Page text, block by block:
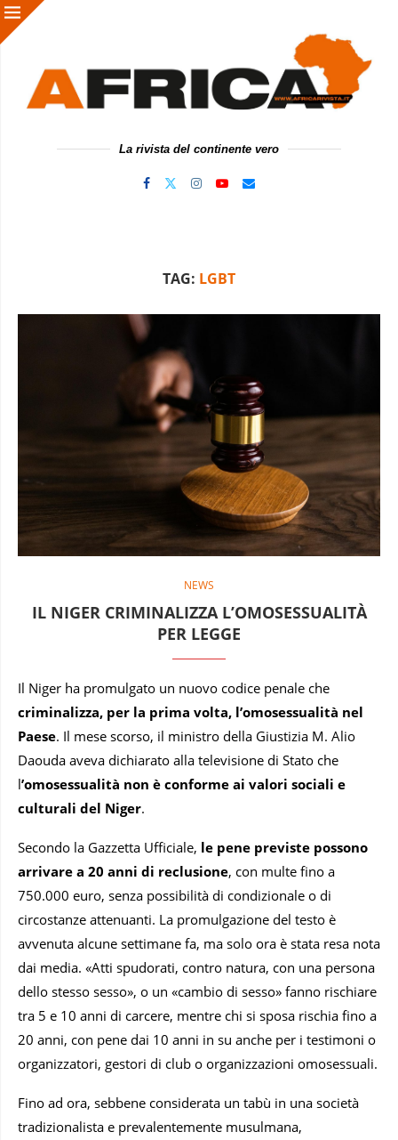
La rivista del continente vero
TAG: LGBT
NEWS
IL NIGER CRIMINALIZZA L’OMOSESSUALITÀ
PER LEGGE
Il Niger ha promulgato un nuovo codice penale che
criminalizza, per la prima volta, l’omosessualità nel
Paese. Il mese scorso, il ministro della Giustizia M. Alio
Daouda aveva dichiarato alla televisione di Stato che
l’omosessualità non è conforme ai valori sociali e
culturali del Niger.
Secondo la Gazzetta Ufficiale, le pene previste possono
arrivare a 20 anni di reclusione, con multe fino a
750.000 euro, senza possibilità di condizionale o di
circostanze attenuanti. La promulgazione del testo è
avvenuta alcune settimane fa, ma solo ora è stata resa nota
dai media. «Atti spudorati, contro natura, con una persona
dello stesso sesso», o un «cambio di sesso» fanno rischiare
tra 5 e 10 anni di carcere, mentre chi si sposa rischia fino a
20 anni, con pene dai 10 anni in su anche per i testimoni o
organizzatori, gestori di club o organizzazioni omosessuali.
Fino ad ora, sebbene considerata un tabù in una società
tradizionalista e prevalentemente musulmana,